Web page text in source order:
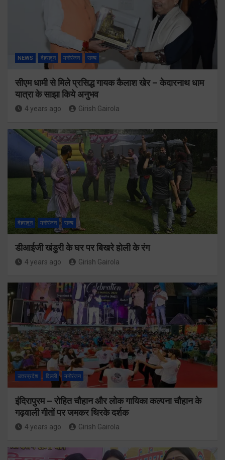
NEWS देहरादून मनोरंजन राज्य
सीएम धामी से मिले प्रसिद्ध गायक कैलाश खेर – केदारनाथ धाम
यात्रा के साझा किये अनुभव
4 years ago Girish Gairola
देहरादून मनोरंजन राज्य
डीआईजी खंडुरी के घर पर बिखरे होली के रंग
4 years ago Girish Gairola
उत्तरप्रदेश दिल्ली मनोरंजन
इंदिरापुरम – रोहित चौहान और लोक गायिका कल्पना चौहान के
गढ़वाली गीतों पर जमकर थिरके दर्शक
4 years ago Girish Gairola